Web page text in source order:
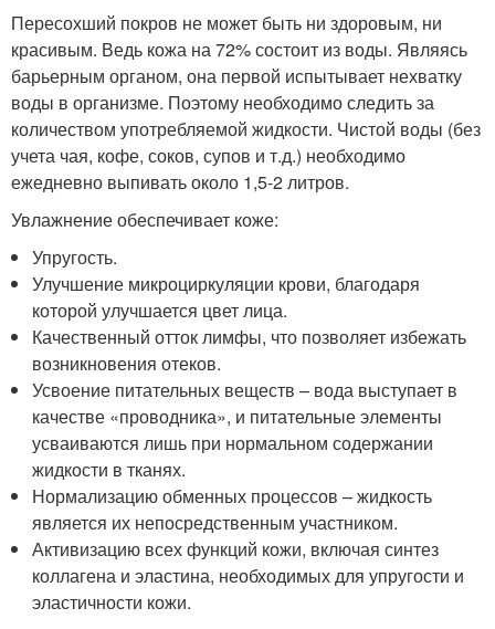
Пересохший покров не может быть ни здоровым, ни
красивым. Ведь кожа на 72% состоит из воды. Являясь
барьерным органом, она первой испытывает нехватку
воды в организме. Поэтому необходимо следить за
количеством употребляемой жидкости. Чистой воды (без
учета чая, кофе, соков, супов и т.д.) необходимо
ежедневно выпивать около 1,5-2 литров.
Увлажнение обеспечивает коже:
Упругость.
Улучшение микроциркуляции крови, благодаря
которой улучшается цвет лица.
Качественный отток лимфы, что позволяет избежать
возникновения отеков.
Усвоение питательных веществ – вода выступает в
качестве «проводника», и питательные элементы
усваиваются лишь при нормальном содержании
жидкости в тканях.
Нормализацию обменных процессов – жидкость
является их непосредственным участником.
Активизацию всех функций кожи, включая синтез
коллагена и эластина, необходимых для упругости и
эластичности кожи.